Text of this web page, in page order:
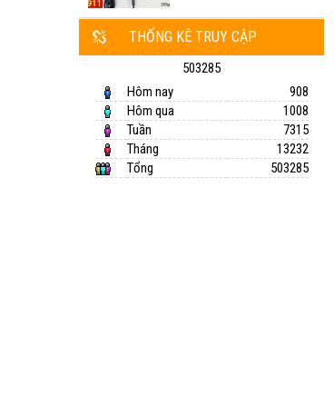
Sạc Acer Aspire 4752
259.000 VNĐ
Sạc Acer emachines e620
259.000 VNĐ
229.000 VNĐ
THỐNG KÊ TRUY CẬP
503285
Hôm nay
908
Hôm qua
1008
Tuần
7315
Tháng
13232
Tổng
503285